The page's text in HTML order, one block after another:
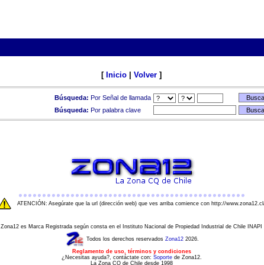
[ Inicio Volver ]
Búsqueda: Por Señal de llamada
Búsqueda: Por palabra clave
ATENCIÓN: Asegúrate que la url (dirección web) que ves arriba comience con http://
Zona12 es Marca Registrada según consta en el Instituto Nacional de Propiedad Industrial de Chile INAPI
Todos los derechos reservados Zona122026.
Reglamento de uso, términos y condiciones
¿Necesitas ayuda?, contáctate con: Soportede Zona12.
La Zona CQ de Chile desde 1998